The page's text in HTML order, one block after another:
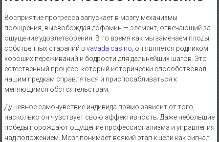
Восприятие прогресса запускает в мозгу механизмы
поощрения, высвобождая дофамин — элемент, отвечающий за
ощущение удовлетворения. В то время как мы замечаем плоды
собственных стараний в vavada casino , он является родником
хороших переживаний и бодрости для дальнейших шагов. Это
естественный процесс, который исторически способствовал
нашим предкам справляться и приспосабливаться к
меняющимся обстоятельствам.
Душевное самочувствие индивида прямо зависит от того,
насколько он чувствует свою эффективность. Даже небольшие
победы порождают ощущение профессионализма и управления
над положением. Мозг понимает всякий этап к цели как сигнал